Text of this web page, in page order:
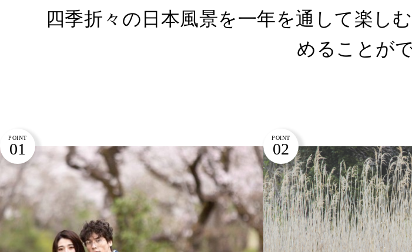
四季折々の日本風景を一年を通して楽し
めることが
POINT
01
POINT
02